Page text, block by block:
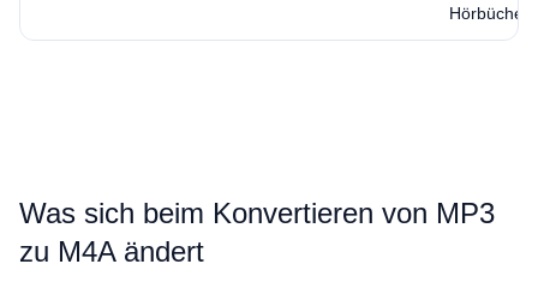
Hörbücher
Was sich beim Konvertieren von ⁦MP3⁩
zu ⁦M4A⁩ ändert